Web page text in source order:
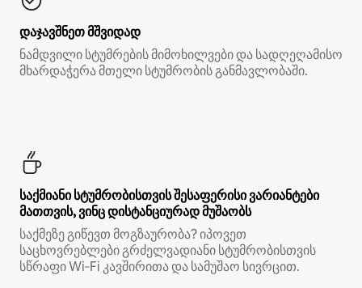
დაჯავშნეთ მშვიდად
ნამდვილი სტუმრების მიმოხილვები და სადღეღამისო
მხარდაჭერა მთელი სტუმრობის განმავლობაში.
საქმიანი სტუმრობისთვის შესაფერისი ვარიანტები
მათთვის, ვინც დისტანციურად მუშაობს
საქმეზე გიწევთ მოგზაურობა? იპოვეთ
საცხოვრებლები გრძელვადიანი სტუმრობისთვის
სწრაფი Wi‑Fi კავშირითა და სამუშაო სივრცით.